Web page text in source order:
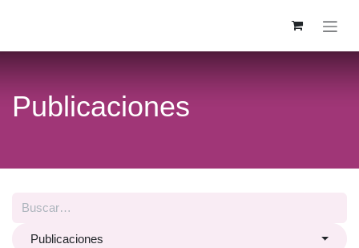
Publicaciones
Publicaciones